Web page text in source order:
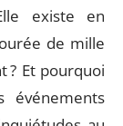
existe en
de mille
? Et pourquoi
événements